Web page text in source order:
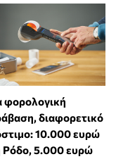
φορολογική
διαφορετικό
10.000 ευρώ
Ρόδο, 5.000 ευρώ